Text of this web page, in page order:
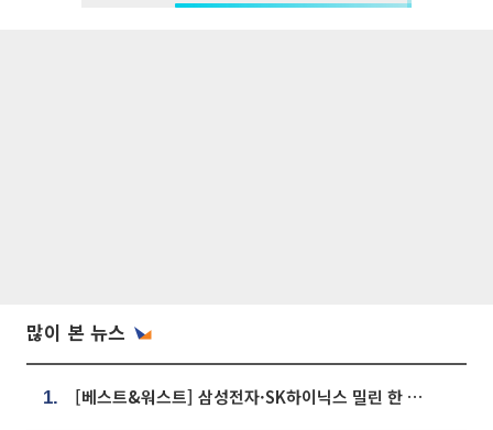
많이 본 뉴스
1. [베스트&워스트] 삼성전자·SK하이닉스 밀린 한 주…상상인증권은 85% 급등